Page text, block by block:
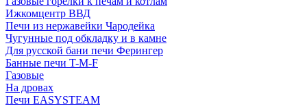
Ижкомцентр ВВД
Печи из нержавейки Чародейка
Чугунные под обкладку и в камне
Для русской бани печи Ферингер
Банные печи T-M-F
Газовые
На дровах
Печи EASYSTEAM